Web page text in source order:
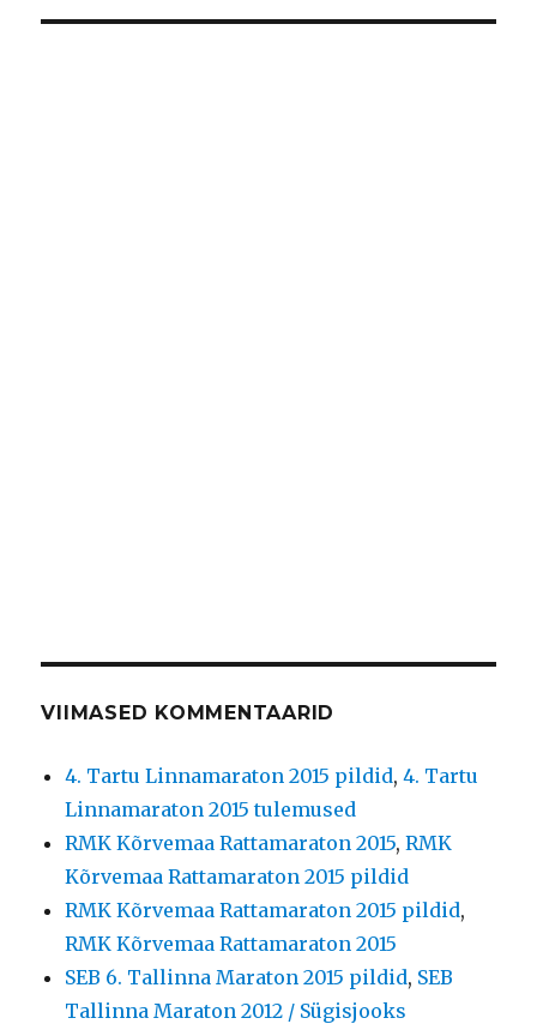
VIIMASED KOMMENTAARID
4. Tartu Linnamaraton 2015 pildid,4. Tartu
Linnamaraton 2015 tulemused
RMK Kõrvemaa Rattamaraton 2015,RMK
Kõrvemaa Rattamaraton 2015 pildid
RMK Kõrvemaa Rattamaraton 2015 pildid,
RMK Kõrvemaa Rattamaraton 2015
SEB 6. Tallinna Maraton 2015 pildid, SEB
Tallinna Maraton 2012 / Sügisjooks